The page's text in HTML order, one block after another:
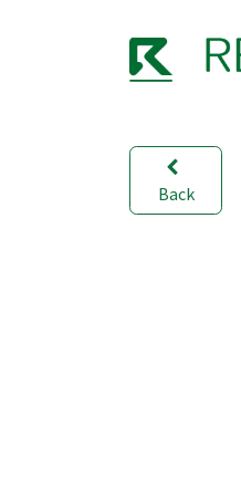
Back